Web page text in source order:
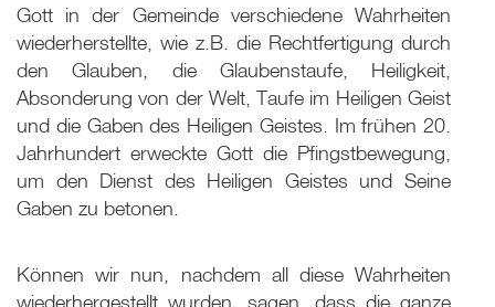
Gott in der Gemeinde verschiedene Wahrheiten
wiederherstellte, wie z.B. die Rechtfertigung durch
den Glauben, die Glaubenstaufe, Heiligkeit,
Absonderung von der Welt, Taufe im Heiligen Geist
und die Gaben des Heiligen Geistes. Im frühen 20.
Jahrhundert erweckte Gott die Pfingstbewegung,
um den Dienst des Heiligen Geistes und Seine
Gaben zu betonen.
Können wir nun, nachdem all diese Wahrheiten
wiederhergestellt wurden, sagen, dass die ganze